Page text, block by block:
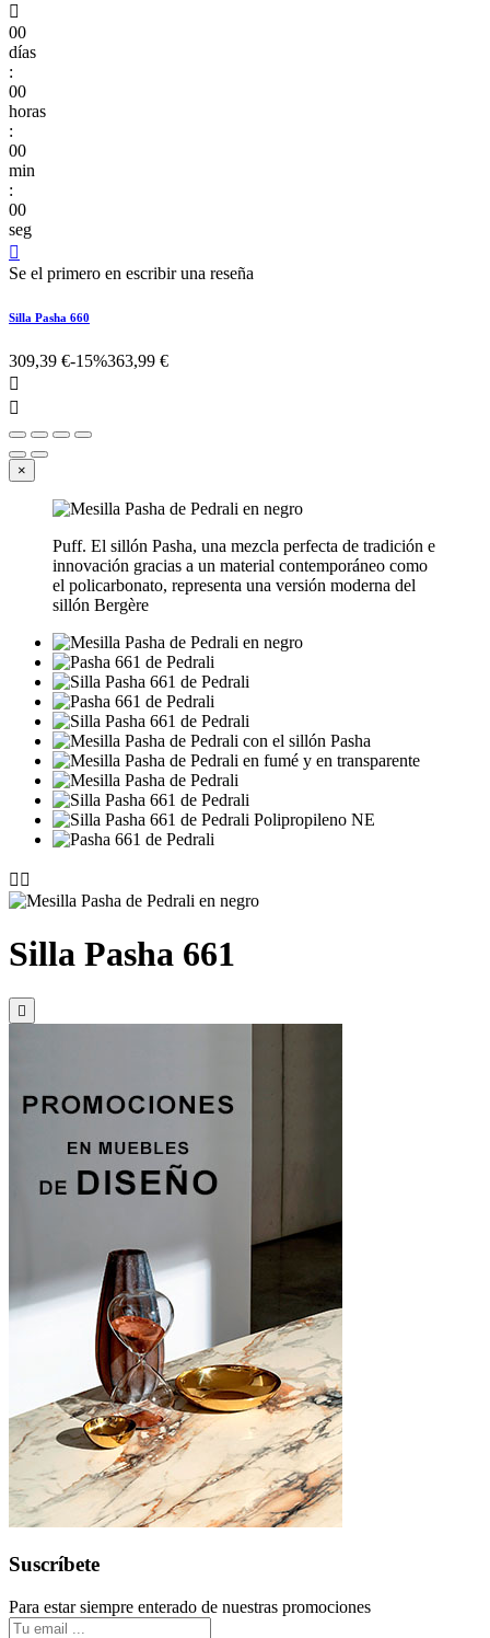

00
días
:
00
horas
:
00
min
:
00
seg

Se el primero en escribir una reseña
Silla Pasha 660
309,39 €-15%363,99 €


×
Puff. El sillón Pasha, una mezcla perfecta de tradición e
innovación gracias a un material contemporáneo como
el policarbonato, representa una versión moderna del
sillón Bergère
 
Silla Pasha 661

Suscríbete
Para estar siempre enterado de nuestras promociones